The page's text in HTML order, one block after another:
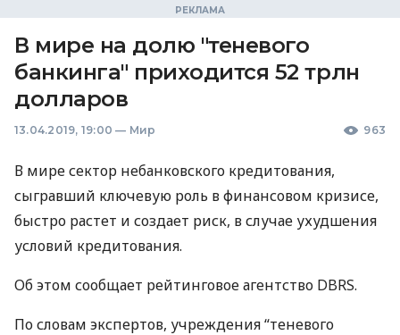
В мире на долю "теневого
банкинга" приходится 52 трлн
долларов
13.04.2019, 19:00 — Мир 963
В мире сектор небанковского кредитования,
сыгравший ключевую роль в финансовом кризисе,
быстро растет и создает риск, в случае ухудшения
условий кредитования.
Об этом сообщает рейтинговое агентство DBRS.
По словам экспертов, учреждения “теневого